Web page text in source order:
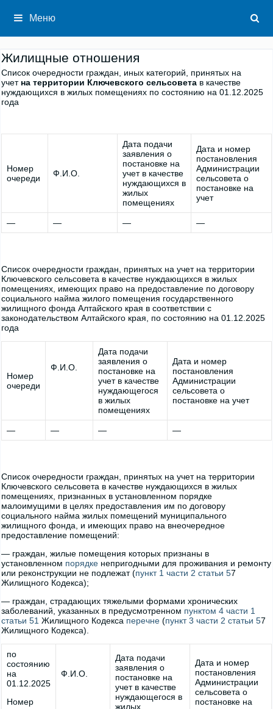
содержимому
Меню
Жилищные отношения
Список очередности граждан, иных категорий, принятых на
учет на территории Ключевского сельсовета в качестве
нуждающихся в жилых помещениях по состоянию на 01.12.2025
года
Номер
очереди
Ф.И.О.
Дата подачи
заявления о
постановке на
учет в качестве
нуждающихся в
жилых
помещениях
Дата и номер
постановления
Администрации
сельсовета о
постановке на
учет
— — — —
Список очередности граждан, принятых на учет на территории
Ключевского сельсовета в качестве нуждающихся в жилых
помещениях, имеющих право на предоставление по договору
социального найма жилого помещения государственного
жилищного фонда Алтайского края в соответствии с
законодательством Алтайского края, по состоянию на 01.12.2025
года
Номер
очереди
Ф.И.О.
Дата подачи
заявления о
постановке на
учет в качестве
нуждающегося
в жилых
помещениях
Дата и номер
постановления
Администрации
сельсовета о
постановке на учет
— — — —
Список очередности граждан, принятых на учет на территории
Ключевского сельсовета в качестве нуждающихся в жилых
помещениях, признанных в установленном порядке
малоимущими в целях предоставления им по договору
социального найма жилых помещений муниципального
жилищного фонда, и имеющих право на внеочередное
предоставление помещений:
— граждан, жилые помещения которых признаны в
установленном порядке непригодными для проживания и ремонту
или реконструкции не подлежат (пункт 1 части 2 статьи 57
Жилищного Кодекса);
— граждан, страдающих тяжелыми формами хронических
заболеваний, указанных в предусмотренном пунктом 4 части 1
статьи 51 Жилищного Кодекса перечне (пункт 3 части 2 статьи 57
Жилищного Кодекса).
по
состоянию
на
01.12.2025
Номер
Ф.И.О.
Дата подачи
заявления о
постановке на
учет в качестве
нуждающегося в
жилых
Дата и номер
постановления
Администрации
сельсовета о
постановке на